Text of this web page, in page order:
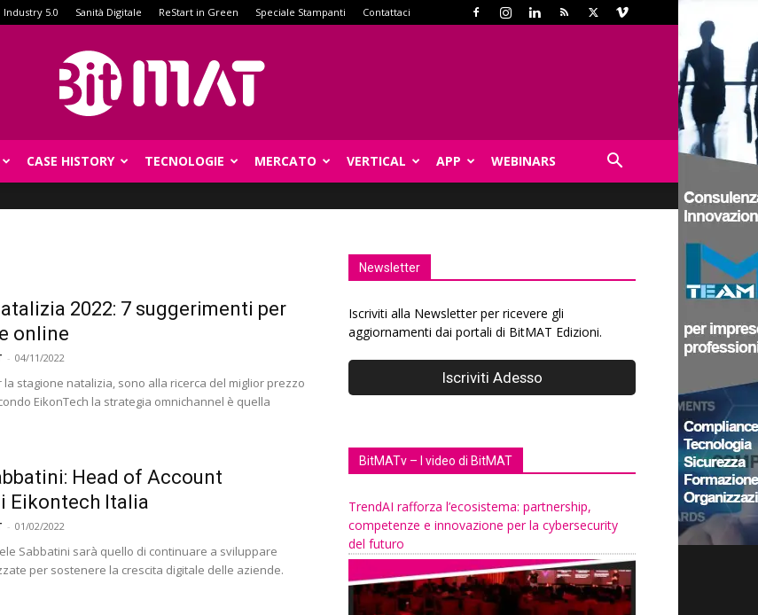
Industry 5.0 Sanità Digitale ReStart in Green Speciale Stampanti Contattaci
CASE HISTORY TECNOLOGIE MERCATO VERTICAL APP WEBINARS
2022: 7 suggerimenti per
online
- 04/11/2022
la stagione natalizia, sono alla ricerca del miglior prezzo
EikonTech la strategia omnichannel è quella
Head of Account
Eikontech Italia
- 01/02/2022
Sabbatini sarà quello di continuare a sviluppare
per sostenere la crescita digitale delle aziende.
Newsletter
Iscriviti alla Newsletter per ricevere gli
aggiornamenti dai portali di BitMAT Edizioni.
BitMATv – I video di BitMAT
TrendAI rafforza l’ecosistema: partnership,
competenze e innovazione per la cybersecurity
del futuro